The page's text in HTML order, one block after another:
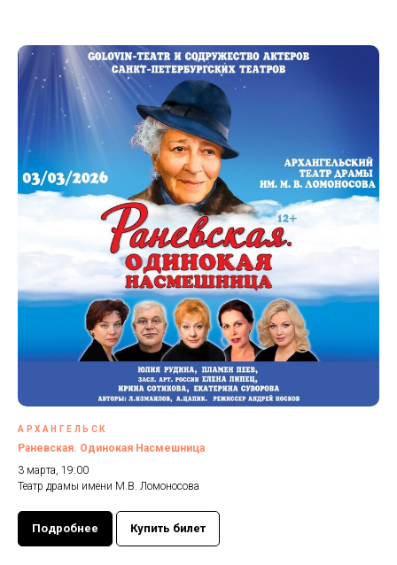
АРХАНГЕЛЬСК
Раневская. Одинокая Насмешница
3 марта, 19:00
Театр драмы имени М.В. Ломоносова
Подробнее Купить билет